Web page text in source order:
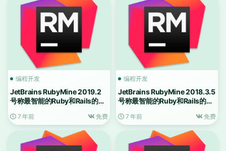
编程开发
JetBrains RubyMine 2019.2
号称最智能的Ruby和Rails的
7 年前 免费
编程开发
JetBrains RubyMine 2018.3.5
号称最智能的Ruby和Rails的
7 年前 免费